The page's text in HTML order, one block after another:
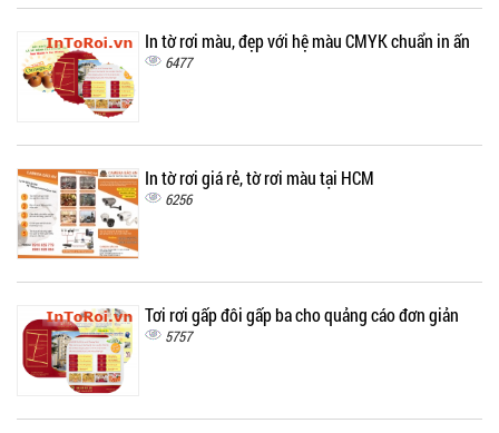
In tờ rơi màu, đẹp với hệ màu CMYK chuẩn in ấn
6477
In tờ rơi giá rẻ, tờ rơi màu tại HCM
6256
Tơi rơi gấp đôi gấp ba cho quảng cáo đơn giản
5757